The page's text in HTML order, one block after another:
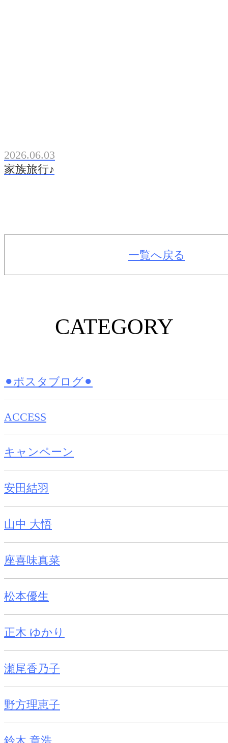
2026.06.03
家族旅行♪
一覧へ戻る
CATEGORY
⚫︎ポスタブログ⚫︎
ACCESS
キャンペーン
安田結羽
山中 大悟
座喜味真菜
松本優生
正木 ゆかり
瀬尾香乃子
野方理恵子